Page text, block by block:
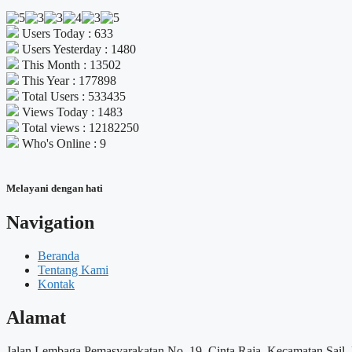
Users Today : 633
Users Yesterday : 1480
This Month : 13502
This Year : 177898
Total Users : 533435
Views Today : 1483
Total views : 12182250
Who's Online : 9
Melayani dengan hati
Navigation
Beranda
Tentang Kami
Kontak
Alamat